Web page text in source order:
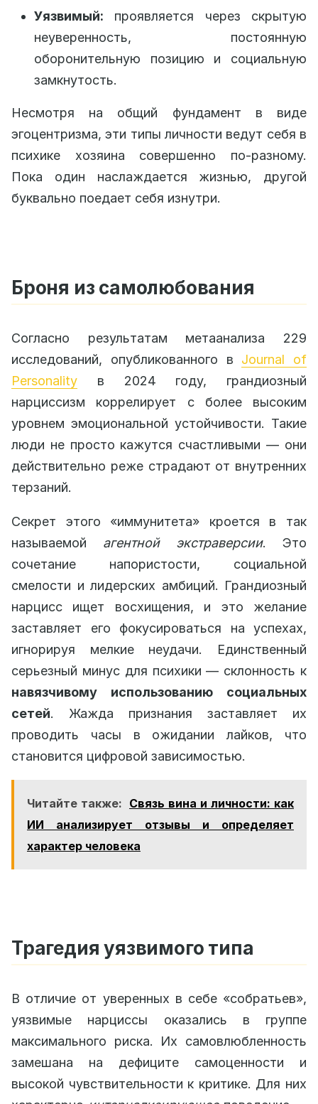
Уязвимый: проявляется через скрытую
неуверенность, постоянную
оборонительную позицию и социальную
замкнутость.
Несмотря на общий фундамент в виде
эгоцентризма, эти типы личности ведут себя в
психике хозяина совершенно по-разному.
Пока один наслаждается жизнью, другой
буквально поедает себя изнутри.
Броня из самолюбования
Согласно результатам метаанализа 229
исследований, опубликованного в Journal of
Personality в 2024 году, грандиозный
нарциссизм коррелирует с более высоким
уровнем эмоциональной устойчивости. Такие
люди не просто кажутся счастливыми — они
действительно реже страдают от внутренних
терзаний.
Секрет этого «иммунитета» кроется в так
называемой агентной экстраверсии. Это
сочетание напористости, социальной
смелости и лидерских амбиций. Грандиозный
нарцисс ищет восхищения, и это желание
заставляет его фокусироваться на успехах,
игнорируя мелкие неудачи. Единственный
серьезный минус для психики — склонность к
навязчивому использованию социальных
сетей. Жажда признания заставляет их
проводить часы в ожидании лайков, что
становится цифровой зависимостью.
Читайте также: Связь вина и личности: как
ИИ анализирует отзывы и определяет
характер человека
Трагедия уязвимого типа
В отличие от уверенных в себе «собратьев»,
уязвимые нарциссы оказались в группе
максимального риска. Их самовлюбленность
замешана на дефиците самоценности и
высокой чувствительности к критике. Для них